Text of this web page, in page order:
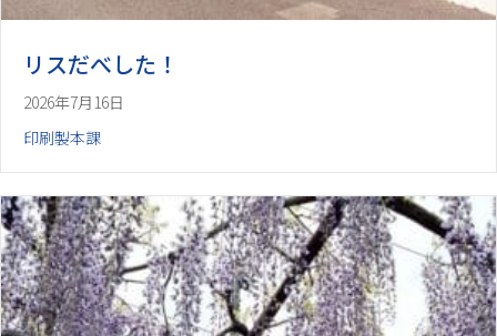
リスだべした！
2026年7月16日
印刷製本課